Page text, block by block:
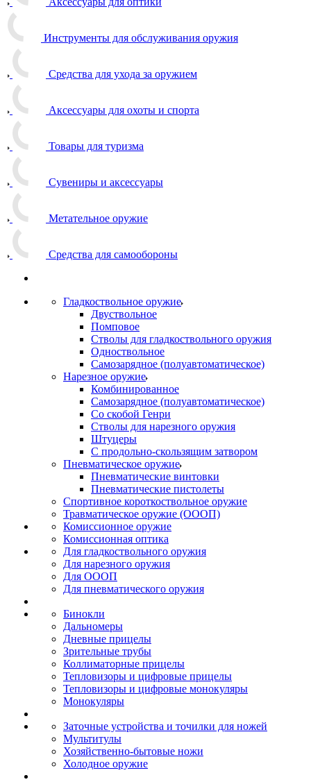
Инструменты для обслуживания оружия
Средства для ухода за оружием
Аксессуары для охоты и спорта
Товары для туризма
Сувениры и аксессуары
Метательное оружие
Средства для самообороны
Гладкоствольное оружие
Двуствольное
Помповое
Стволы для гладкоствольного оружия
Одноствольное
Самозарядное (полуавтоматическое)
Нарезное оружие
Комбинированное
Самозарядное (полуавтоматическое)
Со скобой Генри
Стволы для нарезного оружия
Штуцеры
С продольно-скользящим затвором
Пневматическое оружие
Пневматические винтовки
Пневматические пистолеты
Спортивное короткоствольное оружие
Травматическое оружие (ОООП)
Комиссионное оружие
Комиссионная оптика
Для гладкоствольного оружия
Для нарезного оружия
Для ОООП
Для пневматического оружия
Бинокли
Дальномеры
Дневные прицелы
Зрительные трубы
Коллиматорные прицелы
Тепловизоры и цифровые прицелы
Тепловизоры и цифровые монокуляры
Монокуляры
Заточные устройства и точилки для ножей
Мультитулы
Хозяйственно-бытовые ножи
Холодное оружие